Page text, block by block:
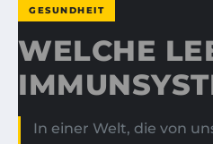
GESUNDHEIT
WELCHE
In einer Welt, die von